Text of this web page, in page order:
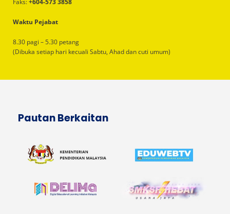
Faks:+604-573 3858
Waktu Pejabat
8.30 pagi – 5.30 petang
(Dibuka setiap hari kecuali Sabtu, Ahad dan cuti umum)
Pautan Berkaitan